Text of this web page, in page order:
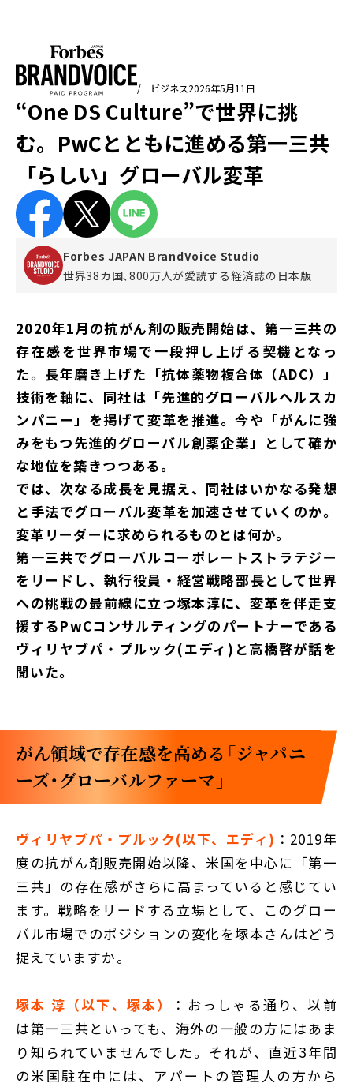
/ ビジネス2026年5月11日
“One DS Culture”で世界に挑
む。PwCとともに進める第一三共
「らしい」グローバル変革
Forbes JAPAN BrandVoice Studio
世界38カ国､800万人が愛読する 経済誌の日本版
2020年1月の抗がん剤の販売開始は、第一三共の
存在感を世界市場で一段押し上げる契機となっ
た。長年磨き上げた「抗体薬物複合体（ADC）」
技術を軸に、同社は「先進的グローバルヘルスカ
ンパニー」を掲げて変革を推進。今や「がんに強
みをもつ先進的グローバル創薬企業」として確か
な地位を築きつつある。
では、次なる成長を見据え、同社はいかなる発想
と手法でグローバル変革を加速させていくのか。
変革リーダーに求められるものとは何か。
第一三共でグローバルコーポレートストラテジー
をリードし、執行役員・経営戦略部長として世界
への挑戦の最前線に立つ塚本淳に、変革を伴走支
援するPwCコンサルティングのパートナーである
ヴィリヤブパ・プルック(エディ)と高橋啓が話を
聞いた。
がん領域で存在感を高める「ジャパニ
ーズ・グローバルファーマ」
ヴィリヤブパ・プルック(以下、エディ) ：2019年
度の抗がん剤販売開始以降、米国を中心に「第一
三共」の存在感がさらに高まっていると感じてい
ます。戦略をリードする立場として、このグロー
バル市場でのポジションの変化を塚本さんはどう
捉えていますか。
塚本 淳（以下、塚本）
：おっしゃる通り、以前
は第一三共といっても、海外の一般の方にはあま
り知られていませんでした。それが、直近3年間
の米国駐在中には、アパートの管理人の方から